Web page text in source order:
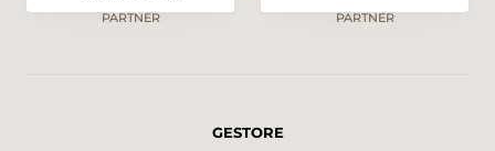
PARTNER PARTNER
GESTORE